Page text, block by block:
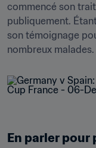
commencé son
publiquement.
son témoignage
nombreux malades.
En parler